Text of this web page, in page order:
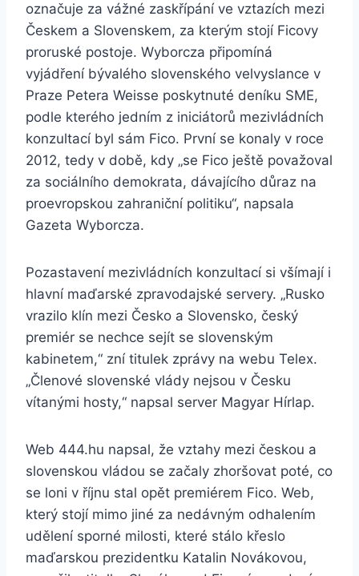
označuje za vážné zaskřípání ve vztazích mezi
Českem a Slovenskem, za kterým stojí Ficovy
proruské postoje. Wyborcza připomíná
vyjádření bývalého slovenského velvyslance v
Praze Petera Weisse poskytnuté deníku SME,
podle kterého jedním z iniciátorů mezivládních
konzultací byl sám Fico. První se konaly v roce
2012, tedy v době, kdy „se Fico ještě považoval
za sociálního demokrata, dávajícího důraz na
proevropskou zahraniční politiku“, napsala
Gazeta Wyborcza.
Pozastavení mezivládních konzultací si všímají i
hlavní maďarské zpravodajské servery. „Rusko
vrazilo klín mezi Česko a Slovensko, český
premiér se nechce sejít se slovenským
kabinetem,“ zní titulek zprávy na webu Telex.
„Členové slovenské vlády nejsou v Česku
vítanými hosty,“ napsal server Magyar Hírlap.
Web 444.hu napsal, že vztahy mezi českou a
slovenskou vládou se začaly zhoršovat poté, co
se loni v říjnu stal opět premiérem Fico. Web,
který stojí mimo jiné za nedávným odhalením
udělení sporné milosti, které stálo křeslo
maďarskou prezidentku Katalin Novákovou,